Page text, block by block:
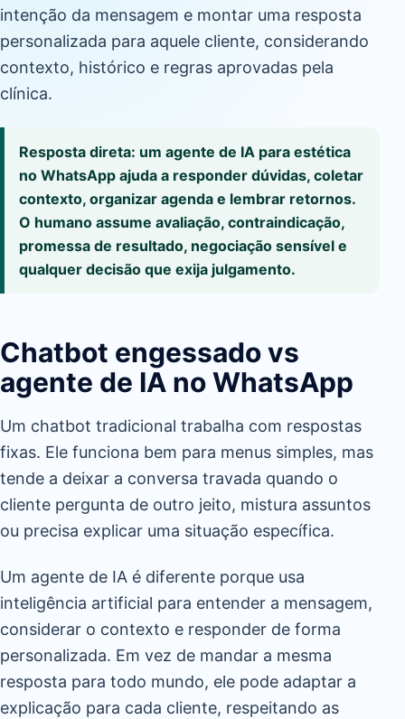
intenção da mensagem e montar uma resposta
personalizada para aquele cliente, considerando
contexto, histórico e regras aprovadas pela
clínica.
Resposta direta: um agente de IA para estética
no WhatsApp ajuda a responder dúvidas, coletar
contexto, organizar agenda e lembrar retornos.
O humano assume avaliação, contraindicação,
promessa de resultado, negociação sensível e
qualquer decisão que exija julgamento.
Chatbot engessado vs
agente de IA no WhatsApp
Um chatbot tradicional trabalha com respostas
fixas. Ele funciona bem para menus simples, mas
tende a deixar a conversa travada quando o
cliente pergunta de outro jeito, mistura assuntos
ou precisa explicar uma situação específica.
Um agente de IA é diferente porque usa
inteligência artificial para entender a mensagem,
considerar o contexto e responder de forma
personalizada. Em vez de mandar a mesma
resposta para todo mundo, ele pode adaptar a
explicação para cada cliente, respeitando as